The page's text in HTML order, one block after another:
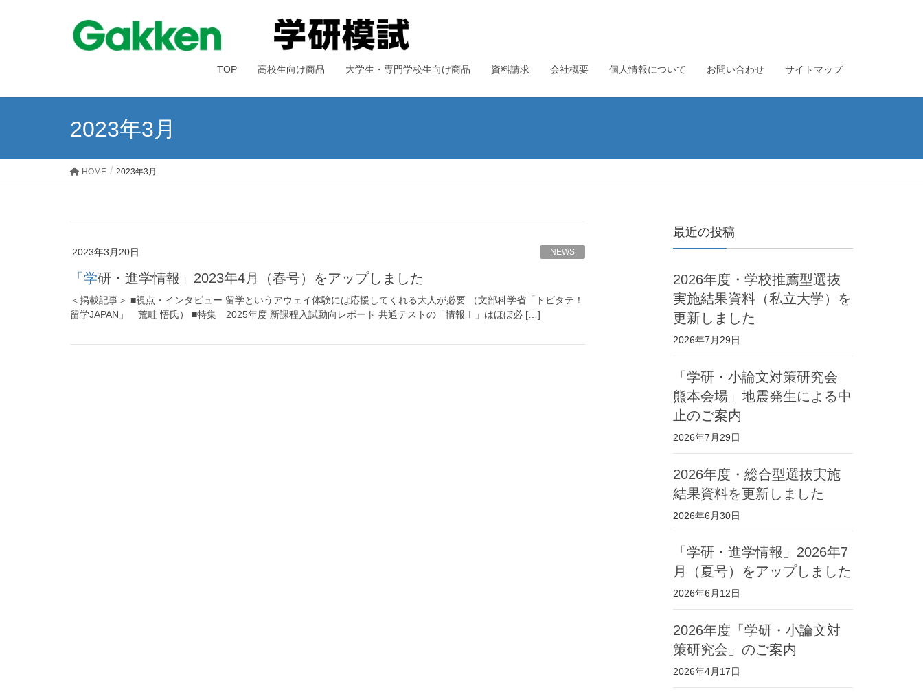
TOP 高校生向け商品 大学生・専門学校生向け商品 資料請求 会社概要 個人情報について お問い合わせ サイトマップ
2023年3月
HOME 2023年3月
2023年3月20日 NEWS
「学研・進学情報」2023年4月（春号）をアップしました
＜掲載記事＞ ■視点・インタビュー 留学というアウェイ体験には応援してくれる大人が必要 （文部科学省「トビタテ！
留学JAPAN」 荒畦 悟氏） ■特集 2025年度 新課程入試動向レポート 共通テストの「情報Ⅰ」はほぼ必 […]
最近の投稿
2026年度・学校推薦型選抜
実施結果資料（私立大学）を
更新しました
2026年7月29日
「学研・小論文対策研究会
熊本会場」地震発生による中
止のご案内
2026年7月29日
2026年度・総合型選抜実施
結果資料を更新しました
2026年6月30日
「学研・進学情報」2026年7
月（夏号）をアップしました
2026年6月12日
2026年度「学研・小論文対
策研究会」のご案内
2026年4月17日